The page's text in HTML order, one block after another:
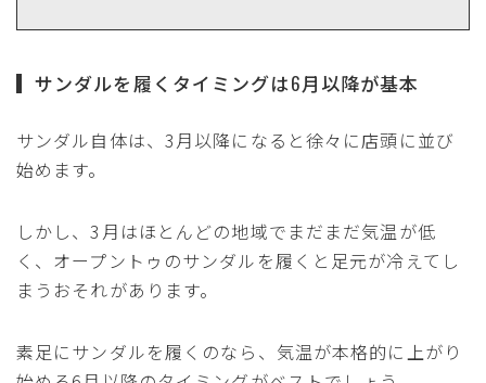
サンダルを履くタイミングは6月以降が基本
サンダル自体は、3月以降になると徐々に店頭に並び
始めます。
しかし、3月はほとんどの地域でまだまだ気温が低
く、オープントゥのサンダルを履くと足元が冷えてし
まうおそれがあります。
素足にサンダルを履くのなら、気温が本格的に上がり